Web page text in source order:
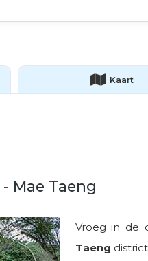
Kaart
Mae Taeng
Vroeg in de
Taeng